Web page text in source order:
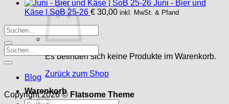
Es befinden sich keine Produkte im Warenkorb.
Zurück zum Shop
Warenkorb
Juni - Bier und
Käse | SoB 25-26 € 30,00 inkl. MwSt. & Pfand
Blog
Copyright 2026 © Flatsome Theme